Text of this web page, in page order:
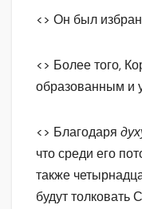
<> Он был
<> Более того,
образованным и
<> Благодаря
что среди его
также
будут